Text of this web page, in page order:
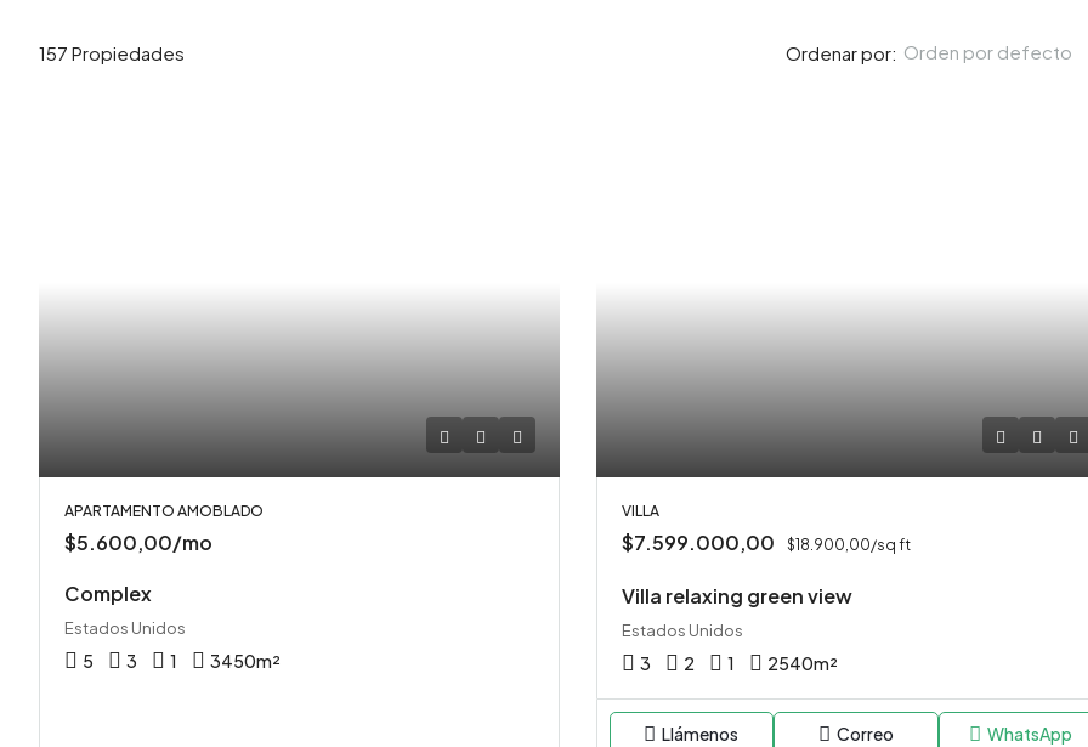
157 Propiedades Ordenar por: Orden por defecto
APARTAMENTO AMOBLADO
$5.600,00/mo
Complex
Estados Unidos
5 3 1 3450m²
VILLA
$7.599.000,00 $18.900,00/sq ft
Villa relaxing green view
Estados Unidos
3 2 1 2540m²
Llámenos Correo WhatsApp